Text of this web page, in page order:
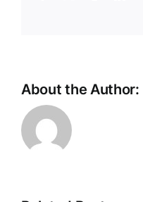
About the Author: